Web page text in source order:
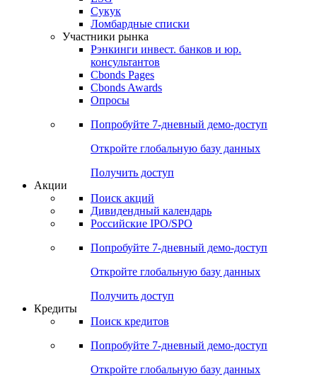
Сукук
Ломбардные списки
Участники рынка
Рэнкинги инвест. банков и юр.
консультантов
Cbonds Pages
Cbonds Awards
Опросы
Попробуйте 7-дневный демо-доступ
Откройте глобальную базу данных
Получить доступ
Акции
Поиск акций
Дивидендный календарь
Российские IPO/SPO
Попробуйте 7-дневный демо-доступ
Откройте глобальную базу данных
Получить доступ
Кредиты
Поиск кредитов
Попробуйте 7-дневный демо-доступ
Откройте глобальную базу данных